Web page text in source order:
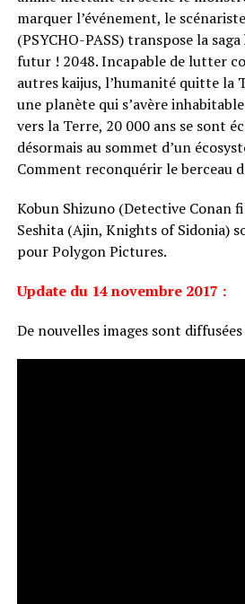
marquer l’événement, le
(PSYCHO-PASS) transpose la
futur ! 2048. Incapable de lutter
autres kaijus, l’humanité quitte la
une planète qui s’avère
vers la Terre, 20 000 ans se sont
désormais au sommet d’un
Comment reconquérir le berceau
Kobun Shizuno (Detective Conan
Seshita (Ajin, Knights of Sidonia)
pour Polygon Pictures.
Update du 14 novembre 2017 :
De nouvelles images sont